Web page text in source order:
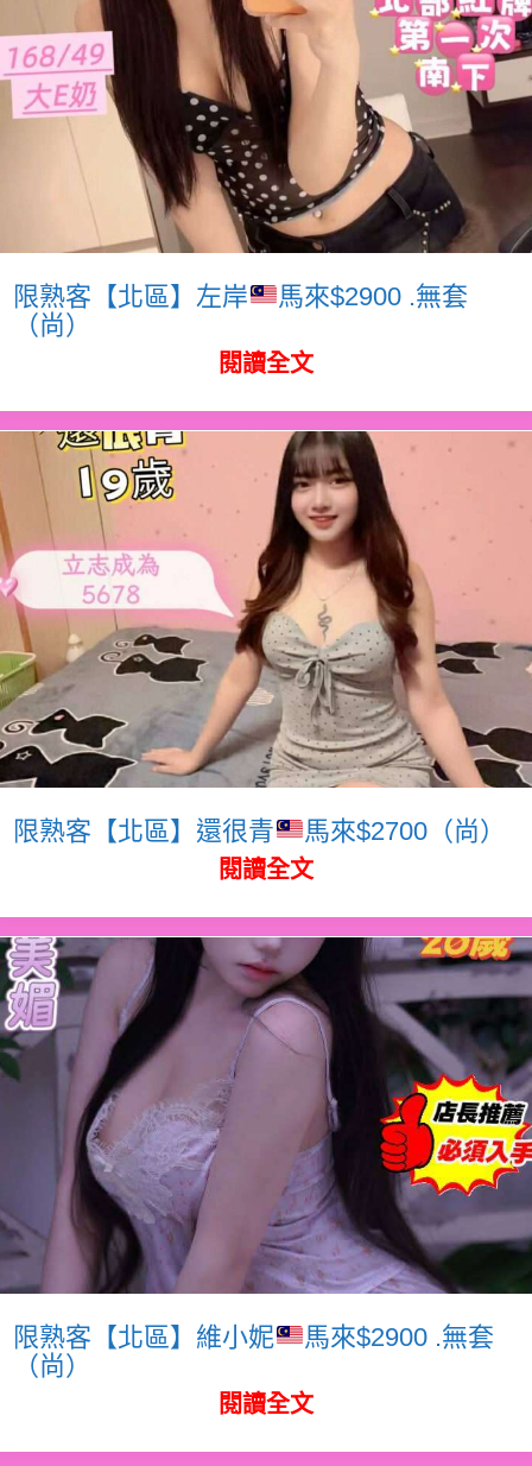
限熟客【北區】左岸
馬來$2900 .無套
（尚）
閱讀全文
限熟客【北區】還很青 馬來$2700（尚）
閱讀全文
限熟客【北區】維小妮
馬來$2900 .無套
（尚）
閱讀全文